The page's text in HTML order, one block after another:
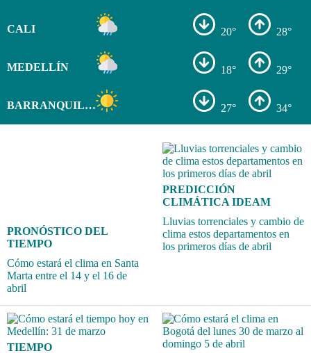
CALI 20° 28°
MEDELLÍN 18° 29°
BARRANQUILLA 27° 34°
PRONÓSTICO DEL
TIEMPO
Cómo estará el clima en Santa
Marta entre el 14 y el 16 de
abril
PREDICCIÓN
CLIMÁTICA IDEAM
Lluvias torrenciales y cambio de
clima estos departamentos en
los primeros días de abril
TIEMPO